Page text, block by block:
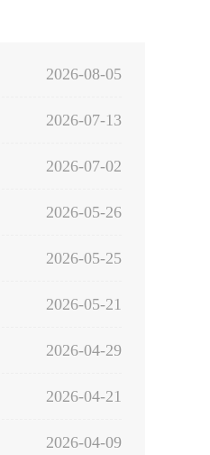
2026-08-05
2026-07-13
2026-07-02
2026-05-26
2026-05-25
2026-05-21
2026-04-29
2026-04-21
2026-04-09